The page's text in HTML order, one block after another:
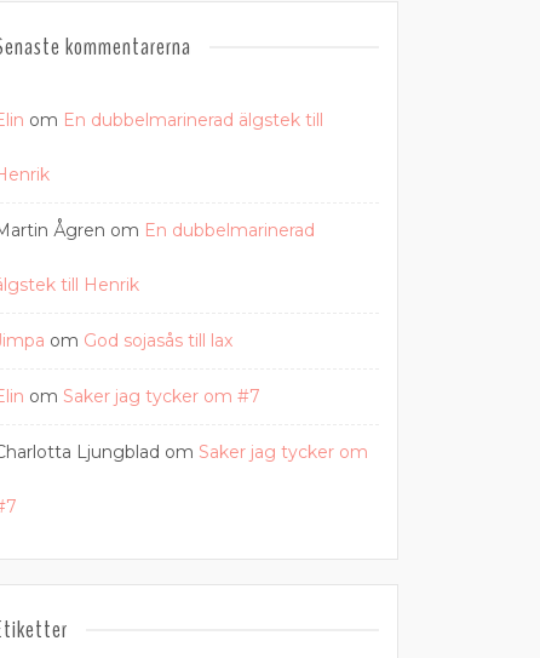
kommentarerna
om En dubbelmarinerad älgstek till
Ågren om En dubbelmarinerad
till Henrik
om God sojasås till lax
om Saker jag tycker om #7
Ljungblad om Saker jag tycker om